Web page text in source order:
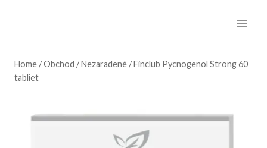
Home /Obchod /Nezaradené /Finclub Pycnogenol Strong 60
tabliet